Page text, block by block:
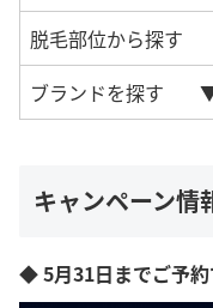
脱毛部位から探す
ブランドを探す
キャンペーン情
◆ 5月31日までご予